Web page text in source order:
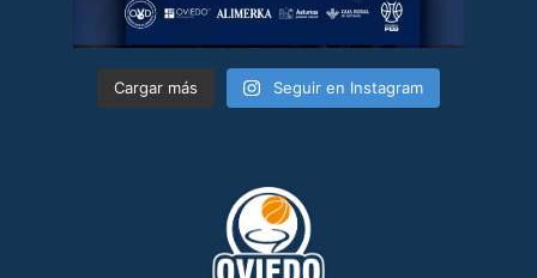
Cargar más Seguir en Instagram